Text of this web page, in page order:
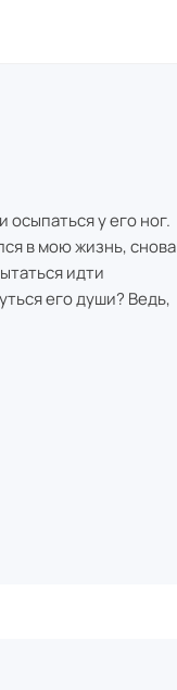
осыпаться у его ног.
в мою жизнь, снова
идти
его души? Ведь,